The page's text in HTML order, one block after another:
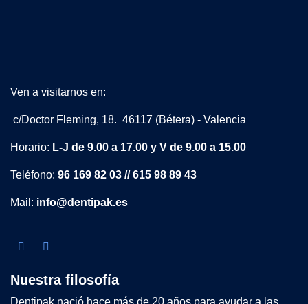
Ven a visitarnos en:
c/Doctor Fleming, 18. 46117 (Bétera) - Valencia
Horario: L-J de 9.00 a 17.00 y V de 9.00 a 15.00
Teléfono: 96 169 82 03 // 615 98 89 43
Mail: info@dentipak.es
Nuestra filosofía